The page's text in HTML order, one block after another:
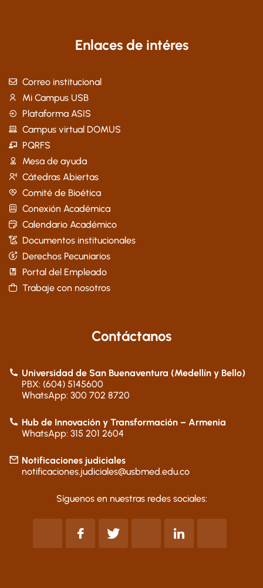
Enlaces de intéres
Correo institucional
Mi Campus USB
Plataforma ASIS
Campus virtual DOMUS
PQRFS
Mesa de ayuda
Cátedras Abiertas
Comité de Bioética
Conexión Académica
Calendario Académico
Documentos institucionales
Derechos Pecuniarios
Portal del Empleado
Trabaje con nosotros
Contáctanos
Universidad de San Buenaventura (Medellín y Bello)
PBX: (604) 5145600
WhatsApp: 300 702 8720
Hub de Innovación y Transformación – Armenia
WhatsApp: 315 201 2604
Notificaciones judiciales
notificaciones.judiciales@usbmed.edu.co
Síguenos en nuestras redes sociales: